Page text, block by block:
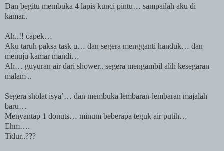
Dan begitu membuka 4 lapis kunci pintu… sampailah aku di
kamar..
Ah..!! capek…
Aku taruh paksa task u… dan segera mengganti handuk… dan
menuju kamar mandi…
Ah… guyuran air dari shower.. segera mengambil alih kesegaran
malam ..
Segera sholat isya’… dan membuka lembaran-lembaran majalah
baru…
Menyantap 1 donuts… minum beberapa teguk air putih…
Ehm….
Tidur..???